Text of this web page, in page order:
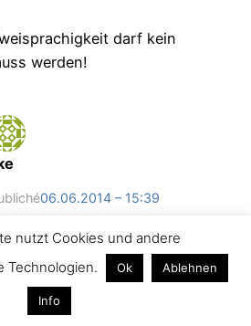
darf kein
werden!
06.06.2014 – 15:39
man kann es sich auch
machen.
würde vollkommen
nutzt Cookies und andere
Technologien.
Ok Ablehnen
Info